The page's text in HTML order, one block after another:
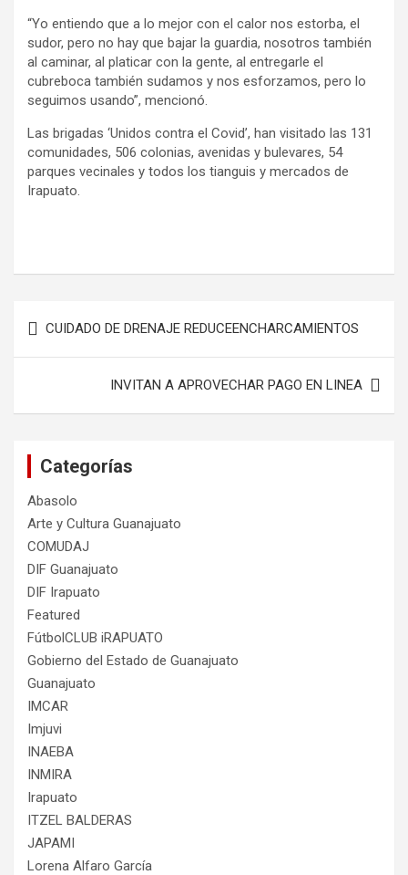
“Yo entiendo que a lo mejor con el calor nos estorba, el
sudor, pero no hay que bajar la guardia, nosotros también
al caminar, al platicar con la gente, al entregarle el
cubreboca también sudamos y nos esforzamos, pero lo
seguimos usando”, mencionó.
Las brigadas ‘Unidos contra el Covid’, han visitado las 131
comunidades, 506 colonias, avenidas y bulevares, 54
parques vecinales y todos los tianguis y mercados de
Irapuato.
de
CUIDADO DE DRENAJE REDUCEENCHARCAMIENTOS
INVITAN A APROVECHAR PAGO EN LINEA
Categorías
Abasolo
Arte y Cultura Guanajuato
COMUDAJ
DIF Guanajuato
DIF Irapuato
Featured
FútbolCLUB iRAPUATO
Gobierno del Estado de Guanajuato
Guanajuato
IMCAR
Imjuvi
INAEBA
INMIRA
Irapuato
ITZEL BALDERAS
JAPAMI
Lorena Alfaro García